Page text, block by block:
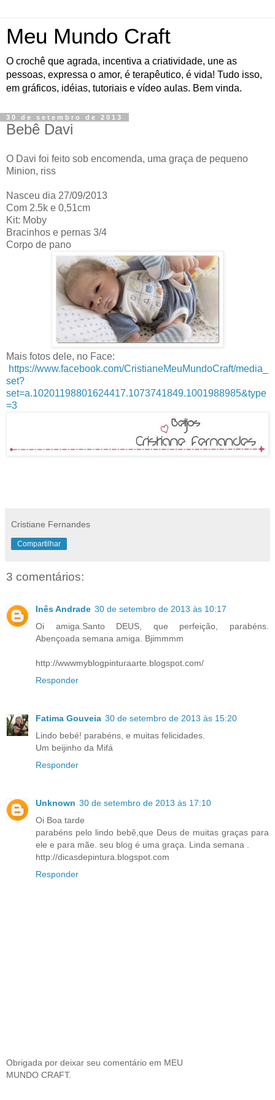
Meu Mundo Craft
O crochê que agrada, incentiva a criatividade, une as
pessoas, expressa o amor, é terapêutico, é vida! Tudo isso,
em gráficos, idéias, tutoriais e vídeo aulas. Bem vinda.
30 de setembro de 2013
Bebê Davi
O Davi foi feito sob encomenda, uma graça de pequeno
Minion, riss
Nasceu dia 27/09/2013
Com 2.5k e 0,51cm
Kit: Moby
Bracinhos e pernas 3/4
Corpo de pano
Mais fotos dele, no Face:
https://www.facebook.com/CristianeMeuMundoCraft/media_
set?
set=a.10201198801624417.1073741849.1001988985&type
=3
Cristiane Fernandes
Compartilhar
3 comentários:
Inês Andrade 30 de setembro de 2013 às 10:17
Oi amiga.Santo DEUS, que perfeição, parabéns.
Abençoada semana amiga. Bjimmmm
http://wwwmyblogpinturaarte.blogspot.com/
Responder
Fatima Gouveia 30 de setembro de 2013 às 15:20
Lindo bebé! parabéns, e muitas felicidades.
Um beijinho da Mifá
Responder
Unknown 30 de setembro de 2013 às 17:10
Oi Boa tarde
parabéns pelo lindo bebê,que Deus de muitas graças para
ele e para mãe. seu blog é uma graça. Linda semana .
http://dicasdepintura.blogspot.com
Responder
Obrigada por deixar seu comentário em MEU
MUNDO CRAFT.